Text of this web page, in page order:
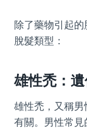
除了藥物引起
脫髮類型：
雄性禿：
雄性禿，又稱
有關。男性常